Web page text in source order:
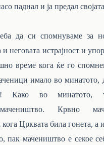
паднал и ја предал
да си спомнуваме за
неговата истрајност и
време кога ќе го
ималовоминатото,
во минатото,
мачеништво. Крвно
кога Црквата била гонета, а
пак мачеништво е секое